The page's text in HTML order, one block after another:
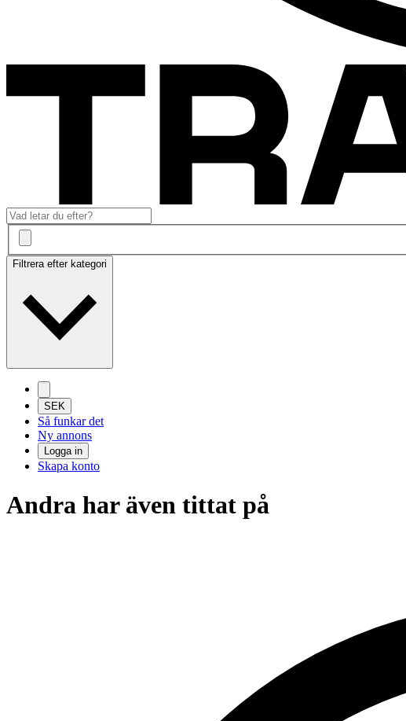
Filtrera efter kategori
SEK
Så funkar det
Ny annons
Logga in
Skapa konto
Andra har även tittat på